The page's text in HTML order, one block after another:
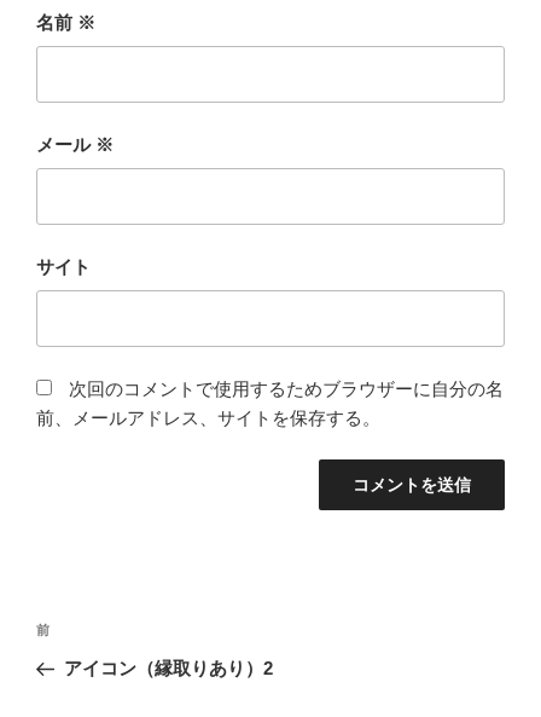
名前 ※
メール ※
サイト
次回のコメントで使用するためブラウザーに自分の名
前、メールアドレス、サイトを保存する。
投
ナ
前
の
前
アイコン（縁取りあり）2